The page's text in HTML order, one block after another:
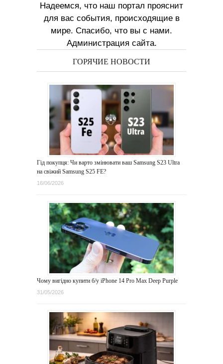
Надеемся, что наш портал прояснит
для вас события, происходящие в
мире. Спасибо, что вы с нами.
Администрация сайта.
ГОРЯЧИЕ НОВОСТИ
Гід покупця: Чи варто змінювати ваш Samsung S23 Ultra
на свіжий Samsung S25 FE?
16/06/2026
Чому вигідно купити б/у iPhone 14 Pro Max Deep Purple
31/05/2026